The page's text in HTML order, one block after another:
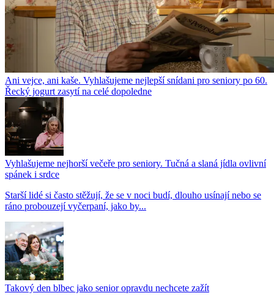
Ani vejce, ani kaše. Vyhlašujeme nejlepší snídani pro seniory po 60.
Řecký jogurt zasytí na celé dopoledne
Vyhlašujeme nejhorší večeře pro seniory. Tučná a slaná jídla ovlivní
spánek i srdce
Starší lidé si často stěžují, že se v noci budí, dlouho usínají nebo se
ráno probouzejí vyčerpaní, jako by...
Takový den blbec jako senior opravdu nechcete zažít